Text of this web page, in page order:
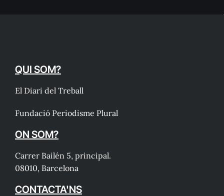
QUI SOM?
El Diari del Treball
Fundació Periodisme Plural
ON SOM?
Carrer Bailén 5, principal.
08010, Barcelona
CONTACTA'NS